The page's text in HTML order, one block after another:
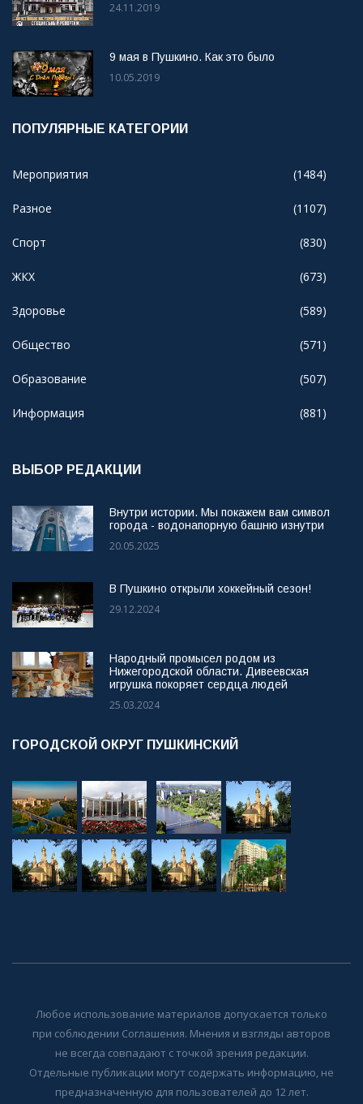
24.11.2019
9 мая в Пушкино. Как это было
10.05.2019
ПОПУЛЯРНЫЕ КАТЕГОРИИ
Мероприятия (1484)
Разное (1107)
Спорт (830)
ЖКХ (673)
Здоровье (589)
Общество (571)
Образование (507)
Информация (881)
ВЫБОР РЕДАКЦИИ
Внутри истории. Мы покажем вам символ
города - водонапорную башню изнутри
20.05.2025
В Пушкино открыли хоккейный сезон!
29.12.2024
Народный промысел родом из
Нижегородской области. Дивеевская
игрушка покоряет сердца людей
25.03.2024
ГОРОДСКОЙ ОКРУГ ПУШКИНСКИЙ
Любое использование материалов допускается только
при соблюдении Соглашения. Мнения и взгляды авторов
не всегда совпадают с точкой зрения редакции.
Отдельные публикации могут содержать информацию, не
предназначенную для пользователей до 12 лет.